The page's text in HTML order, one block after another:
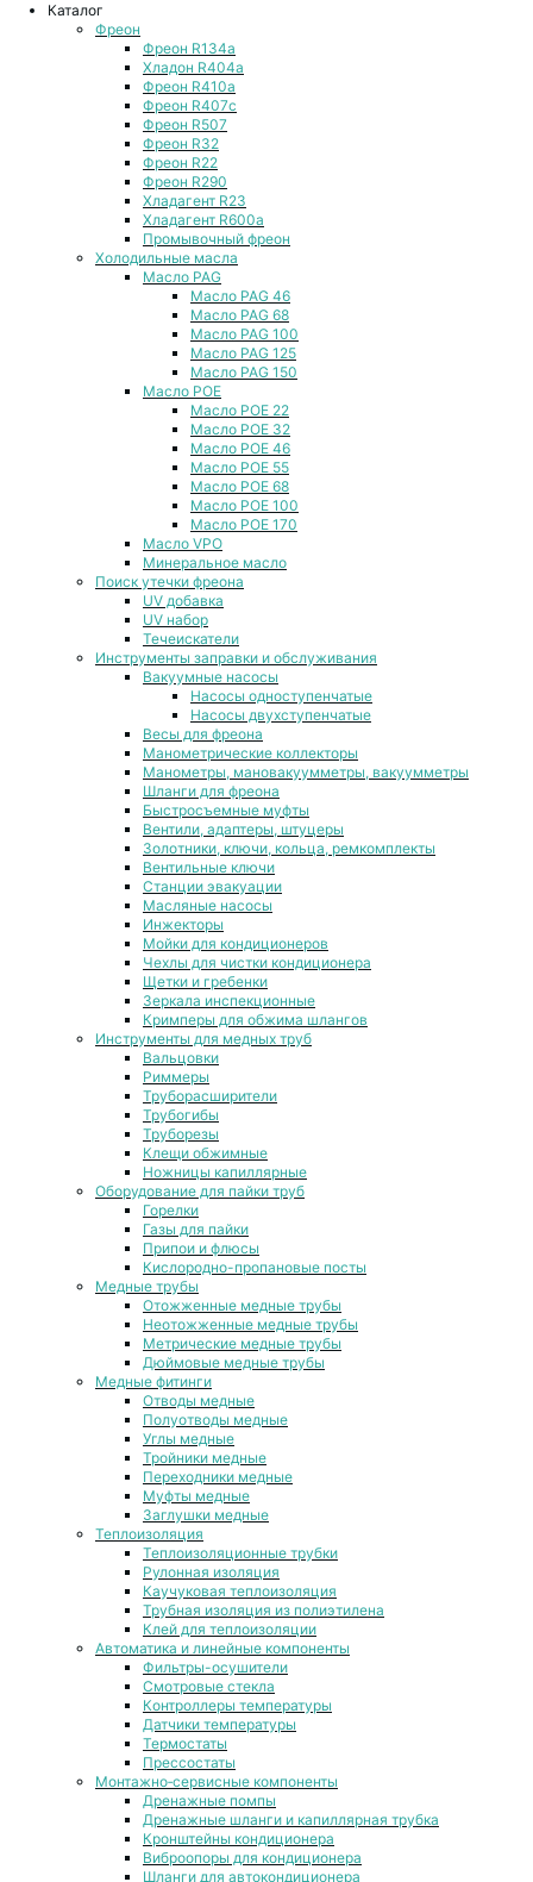
Каталог
Фреон
Фреон R134a
Хладон R404a
Фреон R410a
Фреон R407с
Фреон R507
Фреон R32
Фреон R22
Фреон R290
Хладагент R23
Хладагент R600a
Промывочный фреон
Холодильные масла
Масло PAG
Масло PAG 46
Масло PAG 68
Масло PAG 100
Масло PAG 125
Масло PAG 150
Масло POE
Масло POE 22
Масло POE 32
Масло POE 46
Масло POE 55
Масло POE 68
Масло POE 100
Масло POE 170
Масло VPO
Минеральное масло
Поиск утечки фреона
UV добавка
UV набор
Течеискатели
Инструменты заправки и обслуживания
Вакуумные насосы
Насосы одноступенчатые
Насосы двухступенчатые
Весы для фреона
Манометрические коллекторы
Манометры, мановакуумметры, вакуумметры
Шланги для фреона
Быстросъемные муфты
Вентили, адаптеры, штуцеры
Золотники, ключи, кольца, ремкомплекты
Вентильные ключи
Станции эвакуации
Масляные насосы
Инжекторы
Мойки для кондиционеров
Чехлы для чистки кондиционера
Щетки и гребенки
Зеркала инспекционные
Кримперы для обжима шлангов
Инструменты для медных труб
Вальцовки
Риммеры
Труборасширители
Трубогибы
Труборезы
Клещи обжимные
Ножницы капиллярные
Оборудование для пайки труб
Горелки
Газы для пайки
Припои и флюсы
Кислородно-пропановые посты
Медные трубы
Отожженные медные трубы
Неотожженные медные трубы
Метрические медные трубы
Дюймовые медные трубы
Медные фитинги
Отводы медные
Полуотводы медные
Углы медные
Тройники медные
Переходники медные
Муфты медные
Заглушки медные
Теплоизоляция
Теплоизоляционные трубки
Рулонная изоляция
Каучуковая теплоизоляция
Трубная изоляция из полиэтилена
Клей для теплоизоляции
Автоматика и линейные компоненты
Фильтры-осушители
Смотровые стекла
Контроллеры температуры
Датчики температуры
Термостаты
Прессостаты
Монтажно‑сервисные компоненты
Дренажные помпы
Дренажные шланги и капиллярная трубка
Кронштейны кондиционера
Виброопоры для кондиционера
Шланги для автокондиционера